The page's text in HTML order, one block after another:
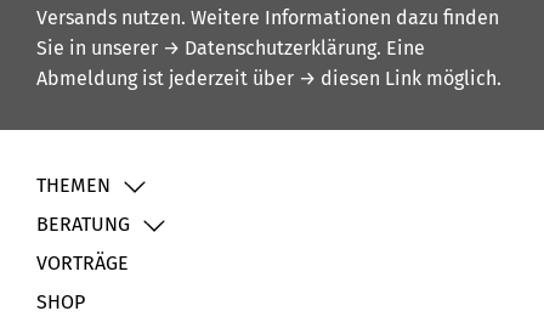
Versands nutzen. Weitere Informationen dazu finden
Sie in unserer → Datenschutzerklärung. Eine
Abmeldung ist jederzeit über → diesen Link möglich.
THEMEN
BERATUNG
VORTRÄGE
SHOP